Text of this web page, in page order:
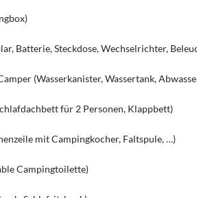
Batterie, Steckdose, Wechselrichter,
(Wasserkanister, Wassertank,
für 2 Personen, Klappbett)
mit Campingkocher, Faltspule, …)
Campingtoilette)